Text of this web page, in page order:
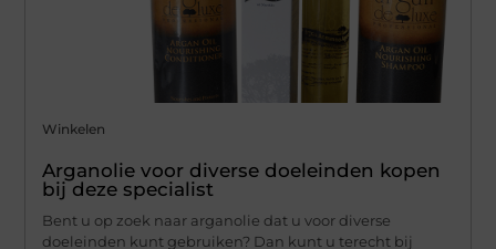
Winkelen
Arganolie voor diverse doeleinden kopen
bij deze specialist
Bent u op zoek naar arganolie dat u voor diverse
doeleinden kunt gebruiken? Dan kunt u terecht bij